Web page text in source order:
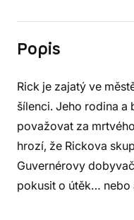
Popis
Rick je zajatý ve
šílenci. Jeho rodina a
považovat za
hrozí, že Rickova
Guvernérovy
pokusit o útěk… nebo